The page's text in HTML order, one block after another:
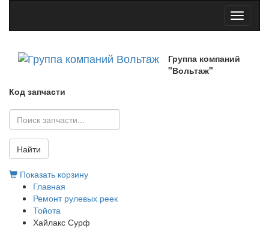
Toggle
Группа компаний
"Вольтаж"
Код запчасти
Найти
Показать корзину
Главная
Ремонт рулевых реек
Тойота
Хайлакс Сурф